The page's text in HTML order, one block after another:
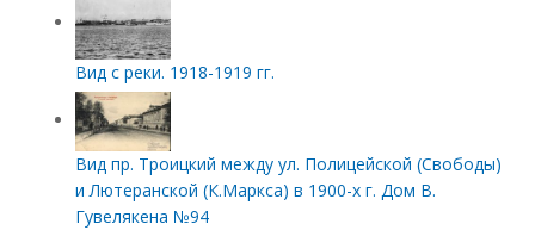
Вид с реки. 1918-1919 гг.
Вид пр. Троицкий между ул. Полицейской (Свободы)
и Лютеранской (К.Маркса) в 1900-х г. Дом В.
Гувелякена №94